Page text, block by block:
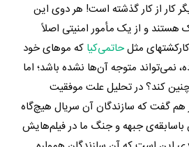
کار از کار گذشته است! هر دوی این
هستند و از یک مأمور امنیتی اصلاً
مثلحاتمی‌کیا که موهای خود
نمی‌تواند متوجه آن‌ها نشده باشد؛ اما
چنین کند؟ در تحلیل علت موفقیت
گفت که سازندگان آن سریال هیچ‌گاه
باسابقه‌ی جبهه و جنگ ما در فیلم‌هایش